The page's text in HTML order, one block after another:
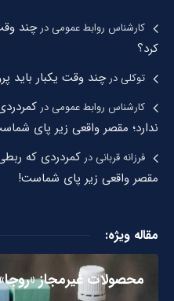
کارشناس روابط عمومیدرچند
کرد؟
توکلیدرچند وقت یکبار باید
کارشناس روابط عمومیدر
ندارد؛ مقصر واقعی زیر پای
فرزانه قربانیدرکمردردی که
مقصر واقعی زیر پای شماست!
مقاله ویژه:
محصولات غیرمجاز